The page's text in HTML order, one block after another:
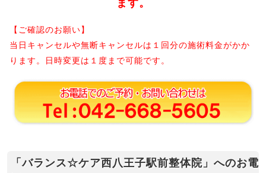
ます。
【ご確認のお願い】
当日キャンセルや無断キャンセルは１回分の施術料金がかか
ります。日時変更は１度まで可能です。
「バランス☆ケア西八王子駅前整体院」へのお電